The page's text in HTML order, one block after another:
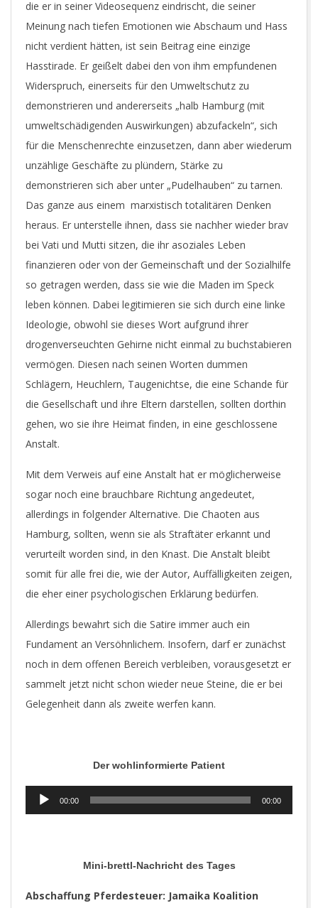
die er in seiner Videosequenz eindrischt, die seiner
Meinung nach tiefen Emotionen wie Abschaum und Hass
nicht verdient hätten, ist sein Beitrag eine einzige
Hasstirade. Er geißelt dabei den von ihm empfundenen
Widerspruch, einerseits für den Umweltschutz zu
demonstrieren und andererseits „halb Hamburg (mit
umweltschädigenden Auswirkungen) abzufackeln“, sich
für die Menschenrechte einzusetzen, dann aber wiederum
unzählige Geschäfte zu plündern, Stärke zu
demonstrieren sich aber unter „Pudelhauben“ zu tarnen.
Das ganze aus einem marxistisch totalitären Denken
heraus. Er unterstelle ihnen, dass sie nachher wieder brav
bei Vati und Mutti sitzen, die ihr asoziales Leben
finanzieren oder von der Gemeinschaft und der Sozialhilfe
so getragen werden, dass sie wie die Maden im Speck
leben können. Dabei legitimieren sie sich durch eine linke
Ideologie, obwohl sie dieses Wort aufgrund ihrer
drogenverseuchten Gehirne nicht einmal zu buchstabieren
vermögen. Diesen nach seinen Worten dummen
Schlägern, Heuchlern, Taugenichtse, die eine Schande für
die Gesellschaft und ihre Eltern darstellen, sollten dorthin
gehen, wo sie ihre Heimat finden, in eine geschlossene
Anstalt.
Mit dem Verweis auf eine Anstalt hat er möglicherweise
sogar noch eine brauchbare Richtung angedeutet,
allerdings in folgender Alternative. Die Chaoten aus
Hamburg, sollten, wenn sie als Straftäter erkannt und
verurteilt worden sind, in den Knast. Die Anstalt bleibt
somit für alle frei die, wie der Autor, Auffälligkeiten zeigen,
die eher einer psychologischen Erklärung bedürfen.
Allerdings bewahrt sich die Satire immer auch ein
Fundament an Versöhnlichem. Insofern, darf er zunächst
noch in dem offenen Bereich verbleiben, vorausgesetzt er
sammelt jetzt nicht schon wieder neue Steine, die er bei
Gelegenheit dann als zweite werfen kann.
Der wohlinformierte Patient
Audio-
Player
00:00 00:00
Mini-brettl-Nachricht des Tages
Abschaffung Pferdesteuer: Jamaika Koalition